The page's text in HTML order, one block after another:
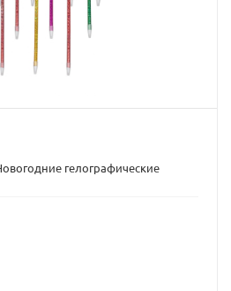
гелографические